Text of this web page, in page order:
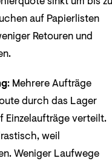
auf Papierlisten
Retouren und
: Mehrere Aufträge
durch das Lager
Einzelaufträge verteilt.
weil
Weniger Laufwege